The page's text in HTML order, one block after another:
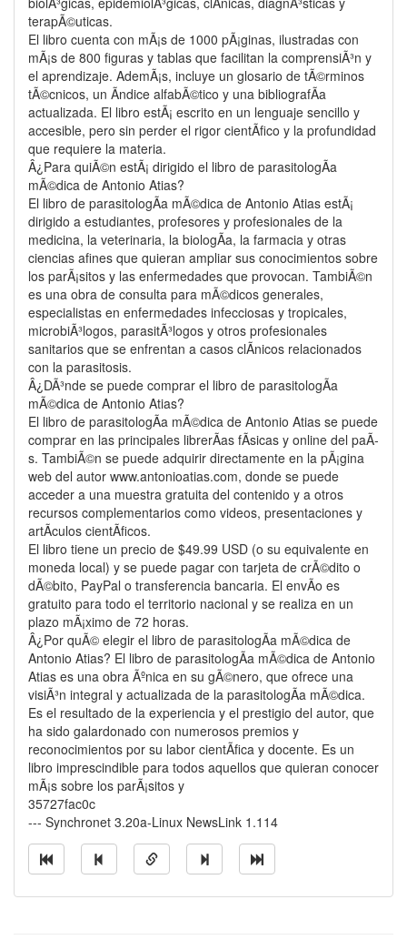
terapÃ©uticas.
El libro cuenta con mÃ¡s de 1000 pÃ¡ginas, ilustradas con
mÃ¡s de 800 figuras y tablas que facilitan la comprensiÃ³n y
el aprendizaje. AdemÃ¡s, incluye un glosario de tÃ©rminos
tÃ©cnicos, un Ã­ndice alfabÃ©tico y una bibliografÃ­a
actualizada. El libro estÃ¡ escrito en un lenguaje sencillo y
accesible, pero sin perder el rigor cientÃ­fico y la profundidad
que requiere la materia.
Â¿Para quiÃ©n estÃ¡ dirigido el libro de parasitologÃ­a
mÃ©dica de Antonio Atias?
El libro de parasitologÃ­a mÃ©dica de Antonio Atias estÃ¡
dirigido a estudiantes, profesores y profesionales de la
medicina, la veterinaria, la biologÃ­a, la farmacia y otras
ciencias afines que quieran ampliar sus conocimientos sobre
los parÃ¡sitos y las enfermedades que provocan. TambiÃ©n
es una obra de consulta para mÃ©dicos generales,
especialistas en enfermedades infecciosas y tropicales,
microbiÃ³logos, parasitÃ³logos y otros profesionales
sanitarios que se enfrentan a casos clÃ­nicos relacionados
con la parasitosis.
Â¿DÃ³nde se puede comprar el libro de parasitologÃ­a
mÃ©dica de Antonio Atias?
El libro de parasitologÃ­a mÃ©dica de Antonio Atias se puede
comprar en las principales librerÃ­as fÃ­sicas y online del paÃ­
s. TambiÃ©n se puede adquirir directamente en la pÃ¡gina
web del autor www.antonioatias.com, donde se puede
acceder a una muestra gratuita del contenido y a otros
recursos complementarios como videos, presentaciones y
artÃ­culos cientÃ­ficos.
El libro tiene un precio de $49.99 USD (o su equivalente en
moneda local) y se puede pagar con tarjeta de crÃ©dito o
dÃ©bito, PayPal o transferencia bancaria. El envÃ­o es
gratuito para todo el territorio nacional y se realiza en un
plazo mÃ¡ximo de 72 horas.
Â¿Por quÃ© elegir el libro de parasitologÃ­a mÃ©dica de
Antonio Atias? El libro de parasitologÃ­a mÃ©dica de Antonio
Atias es una obra Ãºnica en su gÃ©nero, que ofrece una
visiÃ³n integral y actualizada de la parasitologÃ­a mÃ©dica.
Es el resultado de la experiencia y el prestigio del autor, que
ha sido galardonado con numerosos premios y
reconocimientos por su labor cientÃ­fica y docente. Es un
libro imprescindible para todos aquellos que quieran conocer
mÃ¡s sobre los parÃ¡sitos y
35727fac0c
--- Synchronet 3.20a-Linux NewsLink 1.114